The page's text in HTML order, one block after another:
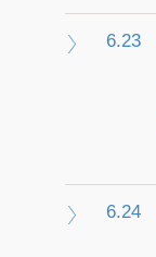
6.23
6.24